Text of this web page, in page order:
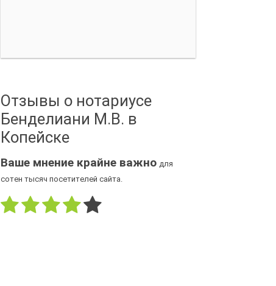
Отзывы о нотариусе
Бенделиани М.В. в
Копейске
Ваше мнение крайне важно для
сотен тысяч посетителей сайта.